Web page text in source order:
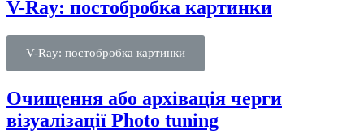
V-Ray: постобробка картинки
V-Ray: постобробка картинки
Очищення або архівація черги
візуалізації Photo tuning